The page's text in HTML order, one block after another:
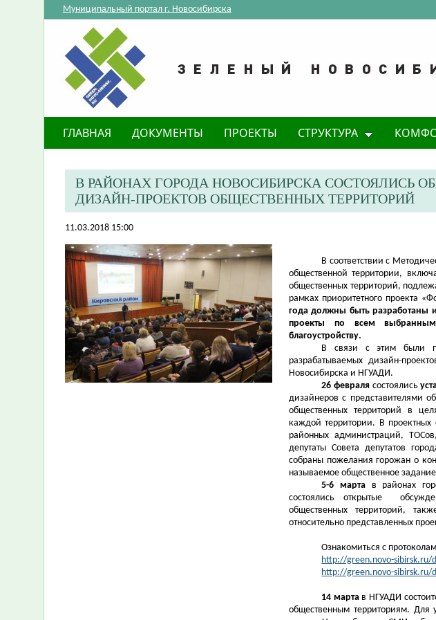
Муниципальный портал г. Новосибирска
ГЛАВНАЯ ДОКУМЕНТЫ ПРОЕКТЫ СТРУКТУРА
В РАЙОНАХ ГОРОДА НОВОСИБИРСКА СОСТОЯЛИСЬ
ДИЗАЙН-ПРОЕКТОВ ОБЩЕСТВЕННЫХ ТЕРРИТОРИЙ
11.03.2018 15:00
В соответствии с
общественной территории,
общественных территорий,
рамках приоритетного проекта
года должны быть разработаны
проекты по всем
благоустройству.
В связи с этим были
разрабатываемых дизайн-
Новосибирска и НГУАДИ.
26 февралясостоялись
дизайнеров с представителями
общественных территорий в
каждой территории. В проектных
районных администраций,
депутаты Совета депутатов
собраны пожелания горожан о
называемое общественное
5-6 мартав районах
состоялись открытые
общественных территорий,
относительно представленных
Ознакомиться с
http://green.novo-sibirsk.ru/
http://green.novo-sibirsk.ru/
14 мартав НГУАДИ
общественным территориям. Для